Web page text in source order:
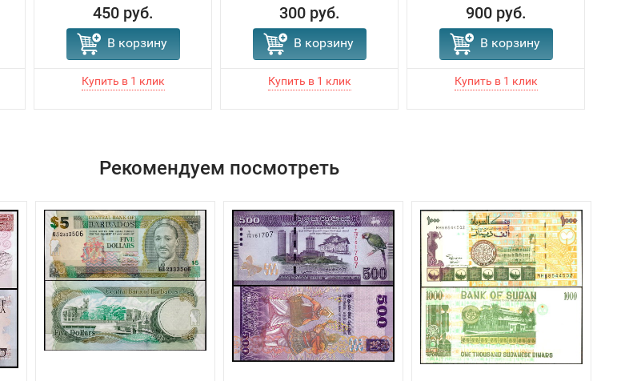
450 руб.
В корзину
300 руб.
В корзину
900 руб.
В корзину
Рекомендуем посмотреть